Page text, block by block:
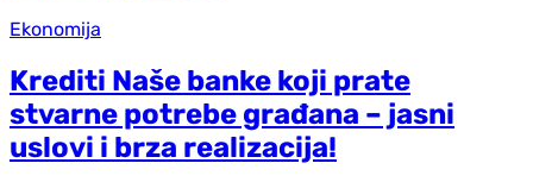
Ekonomija
Krediti Naše banke koji prate
stvarne potrebe građana – jasni
uslovi i brza realizacija!